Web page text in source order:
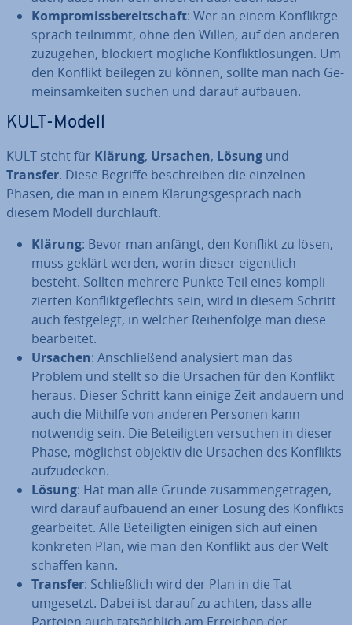
Kom­pro­miss­be­reit­schaft: Wer an einem Kon­flikt­ge­
spräch teilnimmt, ohne den Willen, auf den anderen
zuzugehen, blockiert mögliche Kon­flikt­lö­sun­gen. Um
den Konflikt beilegen zu können, sollte man nach Ge­
mein­sam­kei­ten suchen und darauf aufbauen.
KULT-Modell
KULT steht für Klärung, Ursachen, Lösung und
Transfer. Diese Begriffe be­schrei­ben die einzelnen
Phasen, die man in einem Klä­rungs­ge­spräch nach
diesem Modell durch­läuft.
Klärung: Bevor man anfängt, den Konflikt zu lösen,
muss geklärt werden, worin dieser ei­gent­lich
besteht. Sollten mehrere Punkte Teil eines kom­pli­
zier­ten Kon­flikt­ge­flechts sein, wird in diesem Schritt
auch fest­ge­legt, in welcher Rei­hen­fol­ge man diese
be­ar­bei­tet.
Ursachen: An­schlie­ßend ana­ly­siert man das
Problem und stellt so die Ursachen für den Konflikt
heraus. Dieser Schritt kann einige Zeit andauern und
auch die Mithilfe von anderen Personen kann
notwendig sein. Die Be­tei­lig­ten versuchen in dieser
Phase, möglichst objektiv die Ursachen des Konflikts
auf­zu­de­cken.
Lösung: Hat man alle Gründe zu­sam­men­ge­tra­gen,
wird darauf aufbauend an einer Lösung des Konflikts
ge­ar­bei­tet. Alle Be­tei­lig­ten einigen sich auf einen
konkreten Plan, wie man den Konflikt aus der Welt
schaffen kann.
Transfer: Schließ­lich wird der Plan in die Tat
umgesetzt. Dabei ist darauf zu achten, dass alle